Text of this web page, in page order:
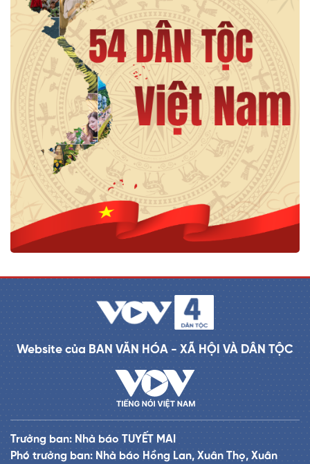
Website của BAN VĂN HÓA - XÃ HỘI VÀ DÂN TỘC
Trưởng ban: Nhà báo TUYẾT MAI
Phó trưởng ban: Nhà báo Hồng Lan, Xuân Thọ, Xuân